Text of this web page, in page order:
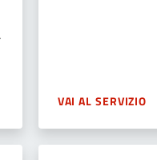
VAI AL SERVIZIO